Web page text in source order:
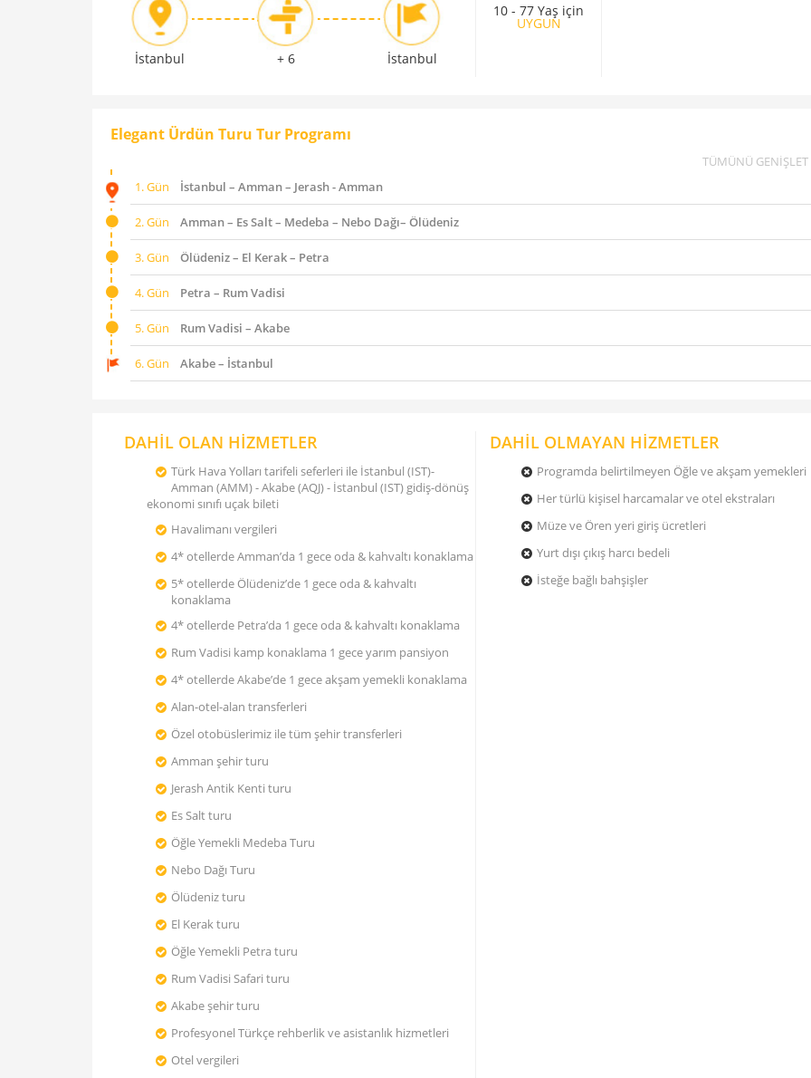
İstanbul + 6 İstanbul
10 - 77 Yaş için
UYGUN
Elegant Ürdün Turu Tur Programı
TÜMÜNÜ GENİŞLET
1. Gün
İstanbul – Amman – Jerash - Amman
2. Gün Amman – Es Salt – Medeba – Nebo Dağı– Ölüdeniz
3. Gün Ölüdeniz – El Kerak – Petra
4. Gün Petra – Rum Vadisi
5. Gün Rum Vadisi – Akabe
6. Gün Akabe – İstanbul
DAHİL OLAN HİZMETLER
Türk Hava Yolları tarifeli seferleri ile İstanbul (IST)-
Amman (AMM) - Akabe (AQJ) - İstanbul (IST) gidiş-dönüş
ekonomi sınıfı uçak bileti
Havalimanı vergileri
4* otellerde Amman’da 1 gece oda & kahvaltı konaklama
5* otellerde Ölüdeniz’de 1 gece oda & kahvaltı
konaklama
4* otellerde Petra’da 1 gece oda & kahvaltı konaklama
Rum Vadisi kamp konaklama 1 gece yarım pansiyon
4* otellerde Akabe’de 1 gece akşam yemekli konaklama
Alan-otel-alan transferleri
Özel otobüslerimiz ile tüm şehir transferleri
Amman şehir turu
Jerash Antik Kenti turu
Es Salt turu
Öğle Yemekli Medeba Turu
Nebo Dağı Turu
Ölüdeniz turu
El Kerak turu
Öğle Yemekli Petra turu
Rum Vadisi Safari turu
Akabe şehir turu
Profesyonel Türkçe rehberlik ve asistanlık hizmetleri
Otel vergileri
DAHİL OLMAYAN HİZMETLER
Programda belirtilmeyen Öğle ve akşam yemekleri
Her türlü kişisel harcamalar ve otel ekstraları
Müze ve Ören yeri giriş ücretleri
Yurt dışı çıkış harcı bedeli
İsteğe bağlı bahşişler